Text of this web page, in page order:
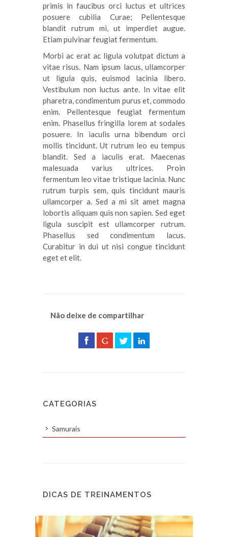
primis in faucibus orci luctus et ultrices
posuere cubilia Curae; Pellentesque
blandit rutrum mi, ut imperdiet augue.
Etiam pulvinar feugiat fermentum.
Morbi ac erat ac ligula volutpat dictum a
vitae risus. Nam ipsum lacus, ullamcorper
ut ligula quis, euismod lacinia libero.
Vestibulum non luctus ante. In vitae elit
pharetra, condimentum purus et, commodo
enim. Pellentesque feugiat fermentum
enim. Phasellus fringilla lorem at sodales
posuere. In iaculis urna bibendum orci
mollis tincidunt. Ut rutrum leo eu tempus
blandit. Sed a iaculis erat. Maecenas
malesuada varius ultrices. Proin
fermentum leo vitae tristique lacinia. Nunc
rutrum turpis sem, quis tincidunt mauris
ullamcorper a. Sed a mi sit amet magna
lobortis aliquam quis non sapien. Sed eget
ligula suscipit est ullamcorper rutrum.
Phasellus sed condimentum lacus.
Curabitur in dui ut nisi congue tincidunt
eget et elit.
Não deixe de compartilhar
CATEGORIAS
Samurais
DICAS DE TREINAMENTOS